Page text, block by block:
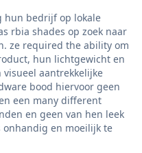
hun bedrijf op lokale
rbia shades op zoek naar
ze required the ability om
hun lichtgewicht en
aantrekkelijke
bood hiervoor geen
een many different
en geen van hen leek
onhandig en moeilijk te